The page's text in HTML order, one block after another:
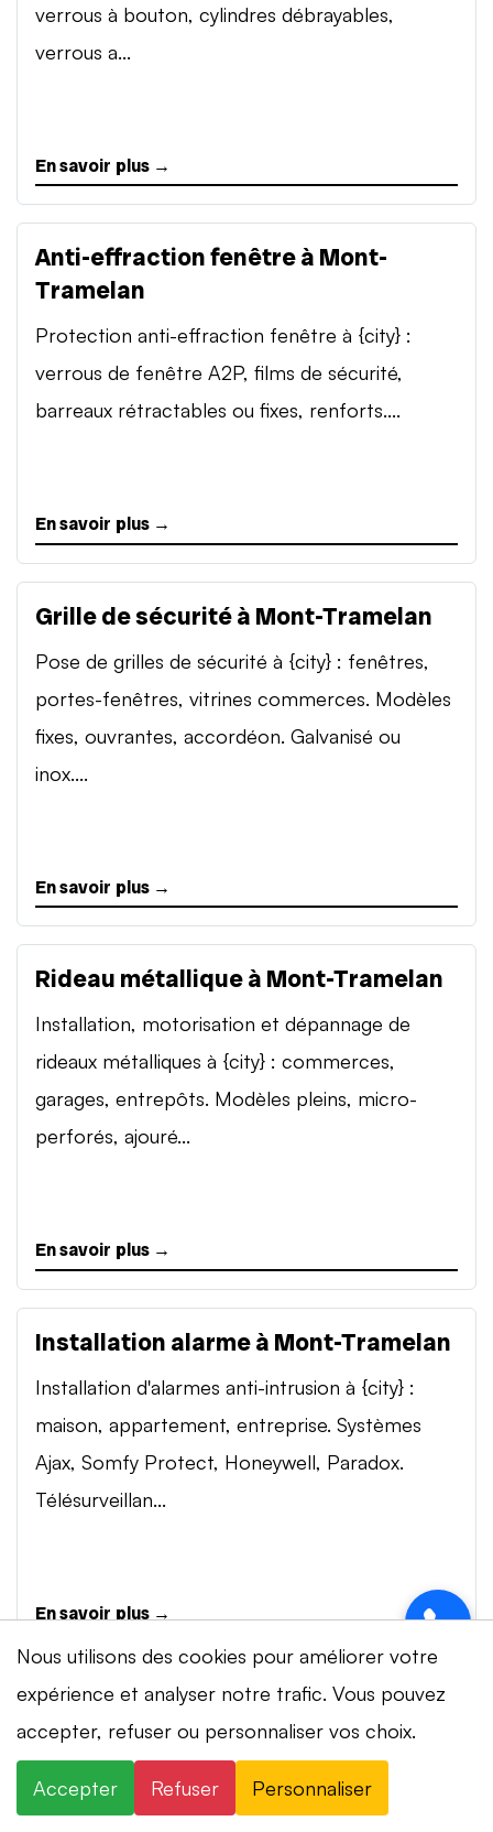
verrous à bouton, cylindres débrayables,
verrous a...
En savoir plus →
Anti-effraction fenêtre à Mont-
Tramelan
Protection anti-effraction fenêtre à {city} :
verrous de fenêtre A2P, films de sécurité,
barreaux rétractables ou fixes, renforts....
En savoir plus →
Grille de sécurité à Mont-Tramelan
Pose de grilles de sécurité à {city} : fenêtres,
portes-fenêtres, vitrines commerces. Modèles
fixes, ouvrantes, accordéon. Galvanisé ou
inox....
En savoir plus →
Rideau métallique à Mont-Tramelan
Installation, motorisation et dépannage de
rideaux métalliques à {city} : commerces,
garages, entrepôts. Modèles pleins, micro-
perforés, ajouré...
En savoir plus →
Installation alarme à Mont-Tramelan
Installation d'alarmes anti-intrusion à {city} :
maison, appartement, entreprise. Systèmes
Ajax, Somfy Protect, Honeywell, Paradox.
Télésurveillan...
En savoir plus →
Vidéosurveillance à Mont-Tramelan
Installation de systèmes de vidéosurveillance à
{city} : caméras IP 4K, visionnage smartphone,
Nous utilisons des cookies pour améliorer votre
expérience et analyser notre trafic. Vous pouvez
accepter, refuser ou personnaliser vos choix.
Accepter Refuser Personnaliser
Devis gratuit